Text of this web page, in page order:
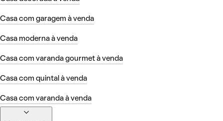
Casa com garagem à venda
Casa moderna à venda
Casa com varanda gourmet à venda
Casa com quintal à venda
Casa com varanda à venda